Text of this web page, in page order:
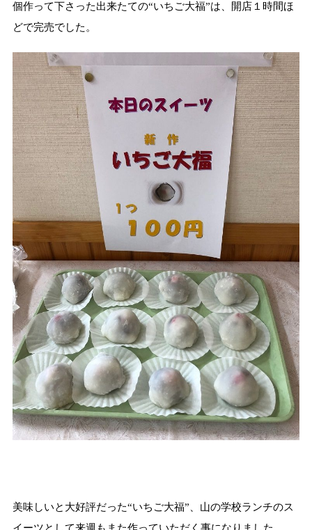
個作って下さった出来たての“いちご大福”は、開店１時間ほ
どで完売でした。
美味しいと大好評だった“いちご大福”、山の学校ランチのス
イーツとして来週もまた作っていただく事になりました。